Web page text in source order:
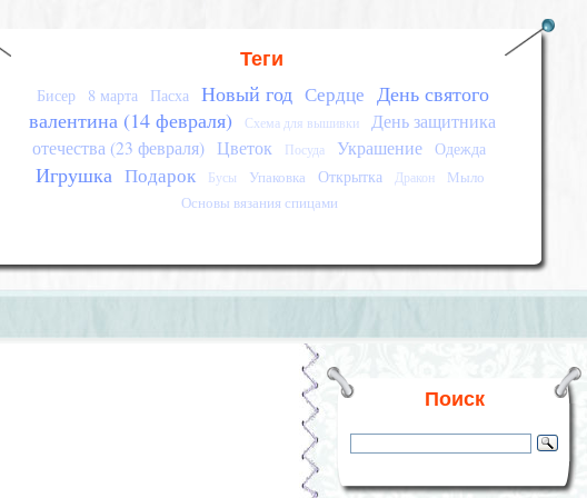
Теги
Бисер 8 марта Пасха Новый год Сердце День святого
валентина (14 февраля)
Схема для вышивки
День защитника
отечества (23 февраля)
Цветок Посуда Украшение Одежда
Игрушка Подарок Бусы Упаковка Открытка Дракон
Мыло
Основы вязания спицами
Поиск